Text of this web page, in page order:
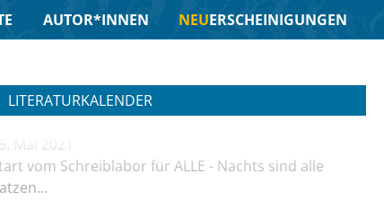
AUTOR*INNEN NEUERSCHEINIGUNGEN
LITERATURKALENDER
Mai 2021
vom Schreiblabor für ALLE - Nachts sind alle